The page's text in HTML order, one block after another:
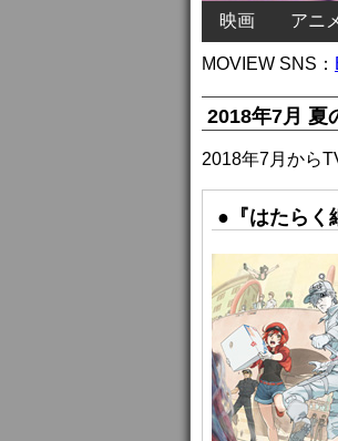
映画 アニ
MOVIEW SNS：
2018年7月 夏
2018年7月から
●『はたらく